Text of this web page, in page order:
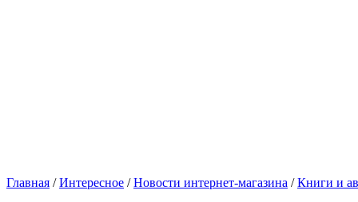
Главная /Интересное /Новости интернет-магазина /Книги и